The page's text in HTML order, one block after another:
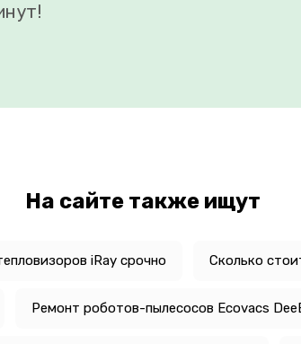
На сайте также ищут
iRay срочно Сколько
Ремонт роботов-пылесосов Ecovacs